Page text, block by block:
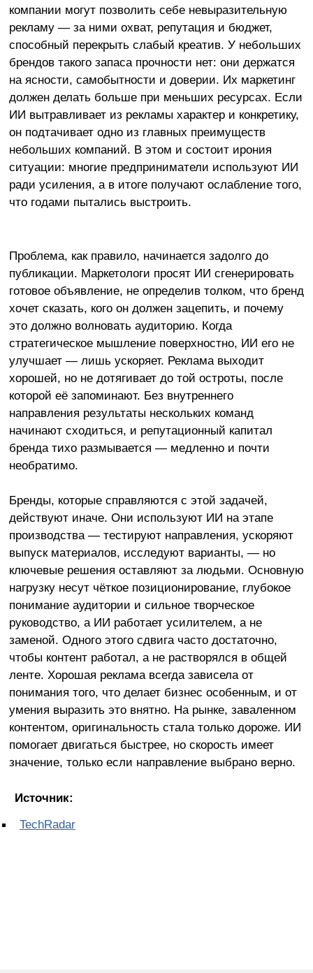
компании могут позволить себе невыразительную
рекламу — за ними охват, репутация и бюджет,
способный перекрыть слабый креатив. У небольших
брендов такого запаса прочности нет: они держатся
на ясности, самобытности и доверии. Их маркетинг
должен делать больше при меньших ресурсах. Если
ИИ вытравливает из рекламы характер и конкретику,
он подтачивает одно из главных преимуществ
небольших компаний. В этом и состоит ирония
ситуации: многие предприниматели используют ИИ
ради усиления, а в итоге получают ослабление того,
что годами пытались выстроить.
Проблема, как правило, начинается задолго до
публикации. Маркетологи просят ИИ сгенерировать
готовое объявление, не определив толком, что бренд
хочет сказать, кого он должен зацепить, и почему
это должно волновать аудиторию. Когда
стратегическое мышление поверхностно, ИИ его не
улучшает — лишь ускоряет. Реклама выходит
хорошей, но не дотягивает до той остроты, после
которой её запоминают. Без внутреннего
направления результаты нескольких команд
начинают сходиться, и репутационный капитал
бренда тихо размывается — медленно и почти
необратимо.
Бренды, которые справляются с этой задачей,
действуют иначе. Они используют ИИ на этапе
производства — тестируют направления, ускоряют
выпуск материалов, исследуют варианты, — но
ключевые решения оставляют за людьми. Основную
нагрузку несут чёткое позиционирование, глубокое
понимание аудитории и сильное творческое
руководство, а ИИ работает усилителем, а не
заменой. Одного этого сдвига часто достаточно,
чтобы контент работал, а не растворялся в общей
ленте. Хорошая реклама всегда зависела от
понимания того, что делает бизнес особенным, и от
умения выразить это внятно. На рынке, заваленном
контентом, оригинальность стала только дороже. ИИ
помогает двигаться быстрее, но скорость имеет
значение, только если направление выбрано верно.
Источник:
TechRadar